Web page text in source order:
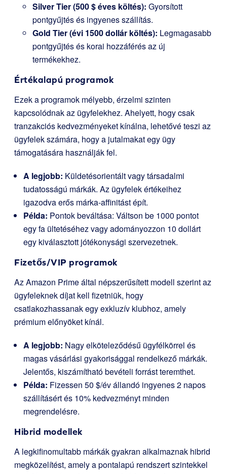
Silver Tier (500 $ éves költés): Gyorsított
pontgyűjtés és ingyenes szállítás.
Gold Tier (évi 1500 dollár költés): Legmagasabb
pontgyűjtés és korai hozzáférés az új
termékekhez.
Értékalapú programok
Ezek a programok mélyebb, érzelmi szinten
kapcsolódnak az ügyfelekhez. Ahelyett, hogy csak
tranzakciós kedvezményeket kínálna, lehetővé teszi az
ügyfelek számára, hogy a jutalmakat egy ügy
támogatására használják fel.
A legjobb: Küldetésorientált vagy társadalmi
tudatosságú márkák. Az ügyfelek értékeihez
igazodva erős márka-affinitást épít.
Példa: Pontok beváltása: Váltson be 1000 pontot
egy fa ültetéséhez vagy adományozzon 10 dollárt
egy kiválasztott jótékonysági szervezetnek.
Fizetős/VIP programok
Az Amazon Prime által népszerűsített modell szerint az
ügyfeleknek díjat kell fizetniük, hogy
csatlakozhassanak egy exkluzív klubhoz, amely
prémium előnyöket kínál.
A legjobb: Nagy elköteleződésű ügyfélkörrel és
magas vásárlási gyakorisággal rendelkező márkák.
Jelentős, kiszámítható bevételi forrást teremthet.
Példa: Fizessen 50 $/év állandó ingyenes 2 napos
szállításért és 10% kedvezményt minden
megrendelésre.
Hibrid modellek
A legkifinomultabb márkák gyakran alkalmaznak hibrid
megközelítést, amely a pontalapú rendszert szintekkel